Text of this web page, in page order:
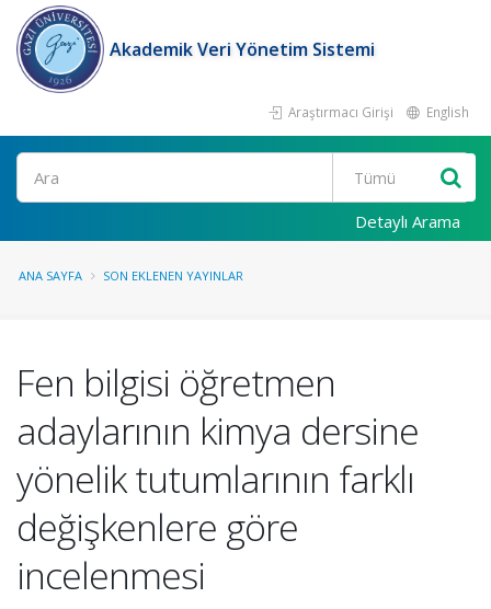
Akademik Veri Yönetim Sistemi
Araştırmacı Girişi English
Ara
Detaylı Arama
ANA SAYFA SON EKLENEN YAYINLAR
Fen bilgisi öğretmen
adaylarının kimya dersine
yönelik tutumlarının farklı
değişkenlere göre
incelenmesi